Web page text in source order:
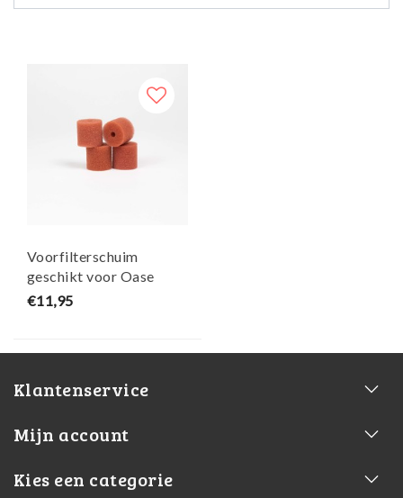
Voorfilterschuim
geschikt voor Oase
Biomaster thermo set
€11,95
Klantenservice
Mijn account
Kies een categorie